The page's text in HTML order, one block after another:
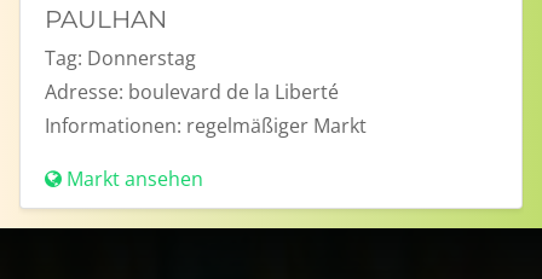
PAULHAN
Tag: Donnerstag
Adresse: boulevard de la Liberté
Informationen: regelmäßiger Markt
Markt ansehen